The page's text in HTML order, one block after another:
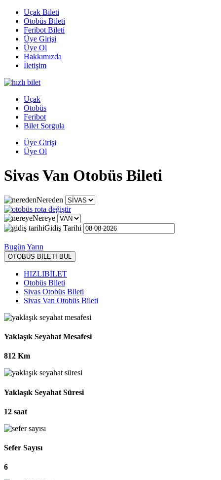
Uçak Bileti
Otobüs Bileti
Feribot Bileti
Üye Girişi
Üye Ol
Hakkımızda
İletişim
Uçak
Otobüs
Feribot
Bilet Sorgula
Üye Girişi
Üye Ol
Sivas Van Otobüs Bileti
Nereden
Nereye
Gidiş Tarihi
Bugün Yarın
OTOBÜS BİLETİ BUL
HIZLIBİLET
Otobüs Bileti
Sivas Otobüs Bileti
Sivas Van Otobüs Bileti
Yaklaşık Seyahat Mesafesi
812 Km
Yaklaşık Seyahat Süresi
12 saat
Sefer Sayısı
6